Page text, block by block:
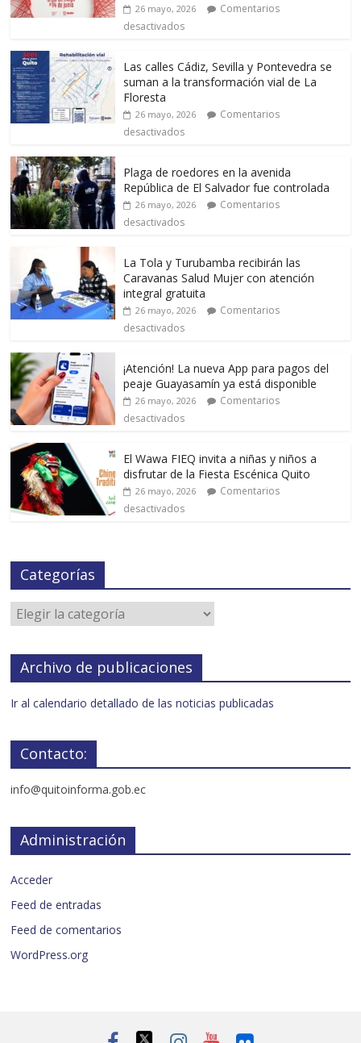
26 mayo, 2026
Comentarios
desactivados
Las calles Cádiz, Sevilla y Pontevedra se
suman a la transformación vial de La
Floresta
26 mayo, 2026
Comentarios
desactivados
Plaga de roedores en la avenida
República de El Salvador fue controlada
26 mayo, 2026
Comentarios
desactivados
La Tola y Turubamba recibirán las
Caravanas Salud Mujer con atención
integral gratuita
26 mayo, 2026
Comentarios
desactivados
¡Atención! La nueva App para pagos del
peaje Guayasamín ya está disponible
26 mayo, 2026
Comentarios
desactivados
El Wawa FIEQ invita a niñas y niños a
disfrutar de la Fiesta Escénica Quito
26 mayo, 2026
Comentarios
desactivados
Categorías
Archivo de publicaciones
Ir al calendario detallado de las noticias publicadas
Contacto:
info@quitoinforma.gob.ec
Administración
Acceder
Feed de entradas
Feed de comentarios
WordPress.org